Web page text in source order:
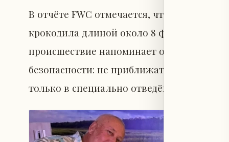
В отчёте FWC отмечается, что один из
крокодила длиной около 8 футов 7
происшествие напоминает о
безопасности: не приближаться к
только в специально отведённых местах